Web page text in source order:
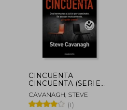
CINCUENTA
CINCUENTA (SERIE
EDDIE FLYNN 2)
CAVANAGH, STEVE
(1)